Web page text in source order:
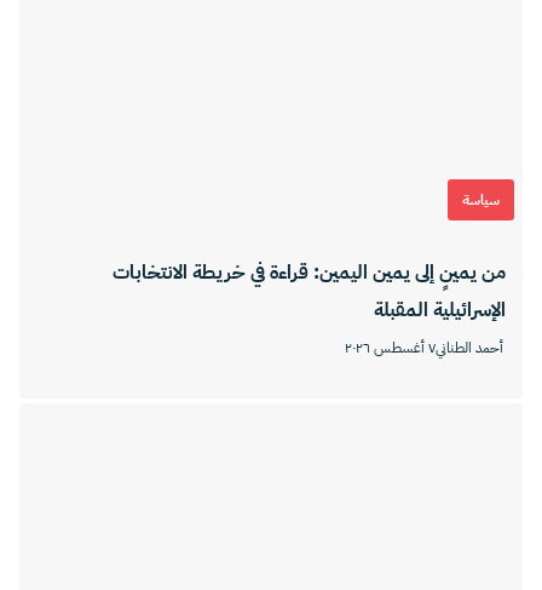
سياسة
من يمينٍ إلى يمين اليمين: قراءة في خريطة الانتخابات
الإسرائيلية المقبلة
أحمد الطناني٧ أغسطس ٢٠٢٦